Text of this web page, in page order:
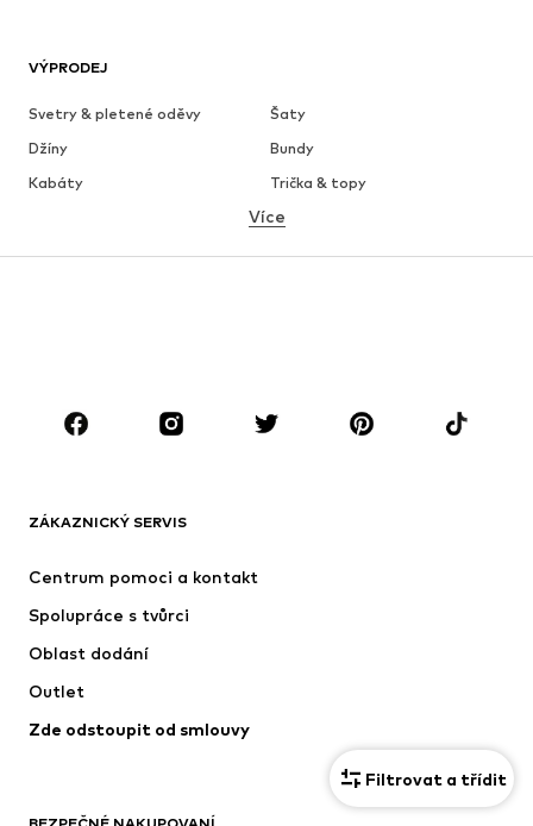
Filtrovat a třídit
VÝPRODEJ
Svetry & pletené oděvy
Šaty
Džíny
Bundy
Kabáty
Trička & topy
Spodní prádlo
Doplňky
Premium
Nové
Bundy
Spodní prádlo
Kabáty
Plavky
Těhotenská móda
Více
ZÁKAZNICKÝ SERVIS
Centrum pomoci a kontakt
Spolupráce s tvůrci
Oblast dodání
Outlet
Zde odstoupit od smlouvy